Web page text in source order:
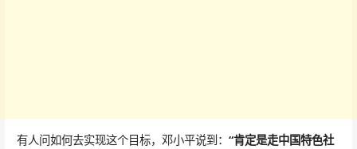
有人问如何去实现这个目标，邓小平说到： “肯定是走中国特色社